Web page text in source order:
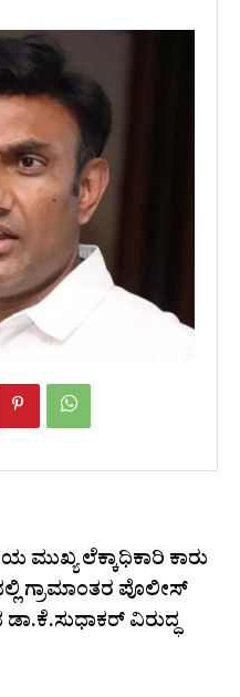
ಮುಖ್ಯ ಲೆಕ್ಕಾಧಿಕಾರಿ ಕಾರು
ಗ್ರಾಮಾಂತರ ಪೊಲೀಸ್
ವಿರುದ್ಧ